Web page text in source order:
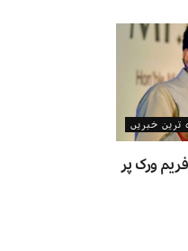
ترین خبریں
ورک پر